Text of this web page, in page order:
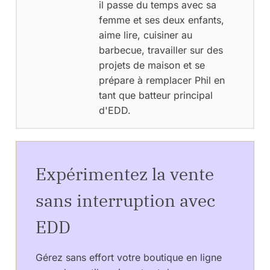
il passe du temps avec sa
femme et ses deux enfants,
aime lire, cuisiner au
barbecue, travailler sur des
projets de maison et se
prépare à remplacer Phil en
tant que batteur principal
d'EDD.
Expérimentez la vente
sans interruption avec
EDD
Gérez sans effort votre boutique en ligne